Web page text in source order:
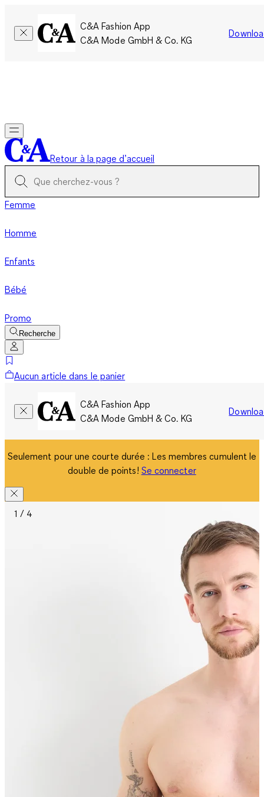
C&A Fashion App
C&A Mode GmbH & Co. KG
Retour à la page d’accueil
Femme
Homme
Enfants
Bébé
Promo
Recherche
Aucun article dans le panier
C&A Fashion App
C&A Mode GmbH & Co. KG
Seulement pour une courte durée : Les membres cumulent le
double de points! Se connecter
1 / 4